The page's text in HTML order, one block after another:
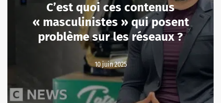
C’est quoi ces contenus
« masculinistes » qui posent
problème sur les réseaux ?
10 juin 2025